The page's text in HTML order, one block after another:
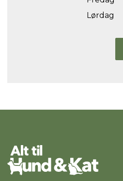
Lørdag